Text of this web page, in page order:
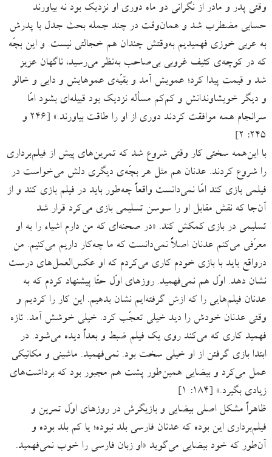
وقتی پدر و مادر از نگرانی دو ماه دوری او نزدیک بود نه بیاورند
حسابی مضطرب شد و همان‌وقت در چند جمله بحث جدل با پدرش
به عربی خوزی فهمیدیم به‌وقتش چندان هم خجالتی نیست. و این بچّه
که در کوچه‌ی کثیف غروبی بی‌صاحب به‌نظر می‌رسید، ناگهان عزیز
شد و قیمت پیدا کرد؛ عمویش آمد و بقیّه‌ی عموهایش و دایی و خالو
و دیگر خویشاوندانش و کم‌کم مسأله نزدیک بود قبیله‌ای بشود امّا
سرانجام همه موافقت کردند دوری از او را طاقت بیاورند.» [۲۴۶ و
۲۴۵: ۲]
با این‌همه سختی کار وقتی شروع شد که تمرین‌های پیش از فیلم‌برداری
را شروع کردند. عدنان هم مثل هر بچّه‌ی دیگری دلش می‌خواست در
فیلمی بازی کند امّا نمی‌دانست واقعاً چه‌طور باید در فیلم بازی کند و از
آن‌جا که نقش مقابل او را سوسن تسلیمی بازی می‌کرد قرار شد
تسلیمی در بازی کمکش کند. «در صحنه‌ای که من دارم اشیاء را به او
معرّفی می‌کنم عدنان اصلاً نمی‌دانست که ما چه‌کار داریم می‌کنیم. من
درواقع باید با بازی خودم کاری می‌کردم که او عکس‌العمل‌های درست
نشان دهد. اوّل هم نمی‌فهمید. روزهای اوّل حتّا پیشنهاد کردم که به
عدنان فیلم‌‌هایی را که ازش گرفته‌ایم نشان بدهیم. این کار را کردیم و
وقتی عدنان خودش را دید خیلی تعجّب کرد. خیلی خوشش آمد. تازه
فهمید کاری که می‌کند روی یک فیلم ضبط و بعداً دیده می‌شود. در
ابتدا بازی گرفتن از او خیلی سخت بود. نمی‌فهمید. ماشینی و مکانیکی
عمل می‌کرد و بیضایی همین‌طور پشت هم مجبور بود که برداشت‌های
زیادی بگیرد.» [۱۸۴: ۱]
ظاهراً مشکل اصلی بیضایی و بازیگرش در روزهای اوّل تمرین و
فیلم‌برداری این بوده که عدنان فارسی بلد نبوده؛ یا کم بلد بوده و
آن‌طور که خود بیضایی می‌گوید «او زبان فارسی را خوب نمی‌فهمید.